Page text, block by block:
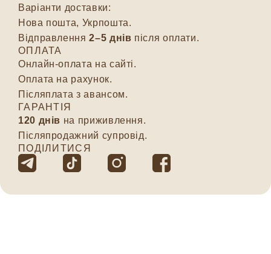
Варіанти доставки:
Нова пошта, Укрпошта.
Відправлення2–5 днів після оплати.
ОПЛАТА
Онлайн-оплата на сайті.
Оплата на рахунок.
Післяплата з авансом.
ГАРАНТІЯ
120 днів на приживлення.
Післяпродажний супровід.
ПОДІЛИТИСЯ